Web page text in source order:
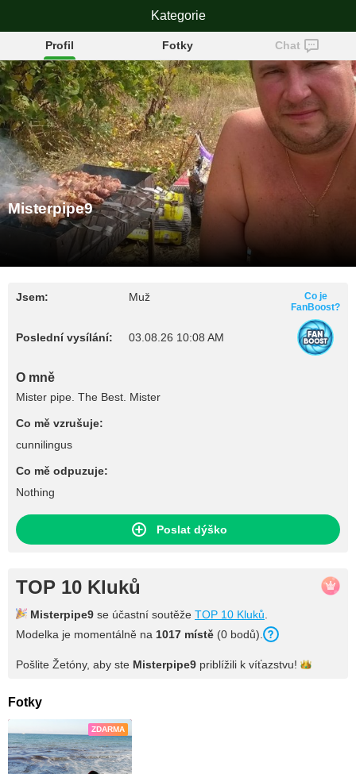
Misterpipe9
Profil Fotky Chat
Misterpipe9
Jsem: Muž
Poslední vysílání: 03.08.26 10:08 AM
Co je
FanBoost?
O mně
Mister pipe. The Best. Mister
Co mě vzrušuje:
cunnilingus
Co mě odpuzuje:
Nothing
Poslat dýško
TOP 10 Kluků
Misterpipe9 se účastní soutěže TOP 10 Kluků
Modelka je momentálně na 1017 místě (0 bodů).
Pošlite Žetóny, aby ste Misterpipe9 priblížili k víťazstvu!
Fotky
ZDARMA
Kategorie